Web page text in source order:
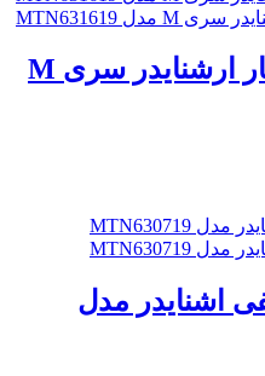
سنسور حرکتی توکار ارشنایدر سری M
اشنایدر مدل